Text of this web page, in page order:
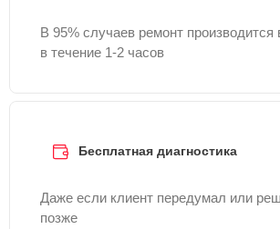
В 95% случаев ремонт производится
в течение 1-2 часов
Бесплатная диагностика
Даже если клиент передумал или
позже